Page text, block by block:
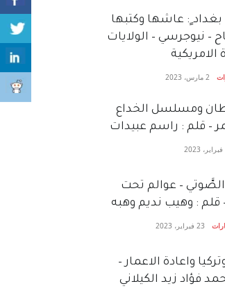
بغداد ٍ: عاشها وكتبها
– نيوجرسي – الولايات
الامريكية
2 مارس، 2023
ومسلسل الخداع
– قلم : راسم عبيدات
الصَّوتي – عوالم تحت
قلم : وهيب نديم وهبه
23 فبراير، 2023
واعادة الاعمار –
فؤاد زيد الكيلاني